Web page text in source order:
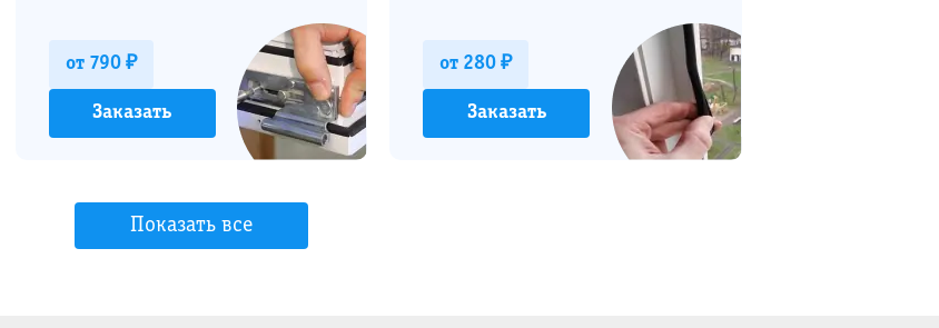
от 790 ₽
Заказать
от 280 ₽
Заказать
Показать все